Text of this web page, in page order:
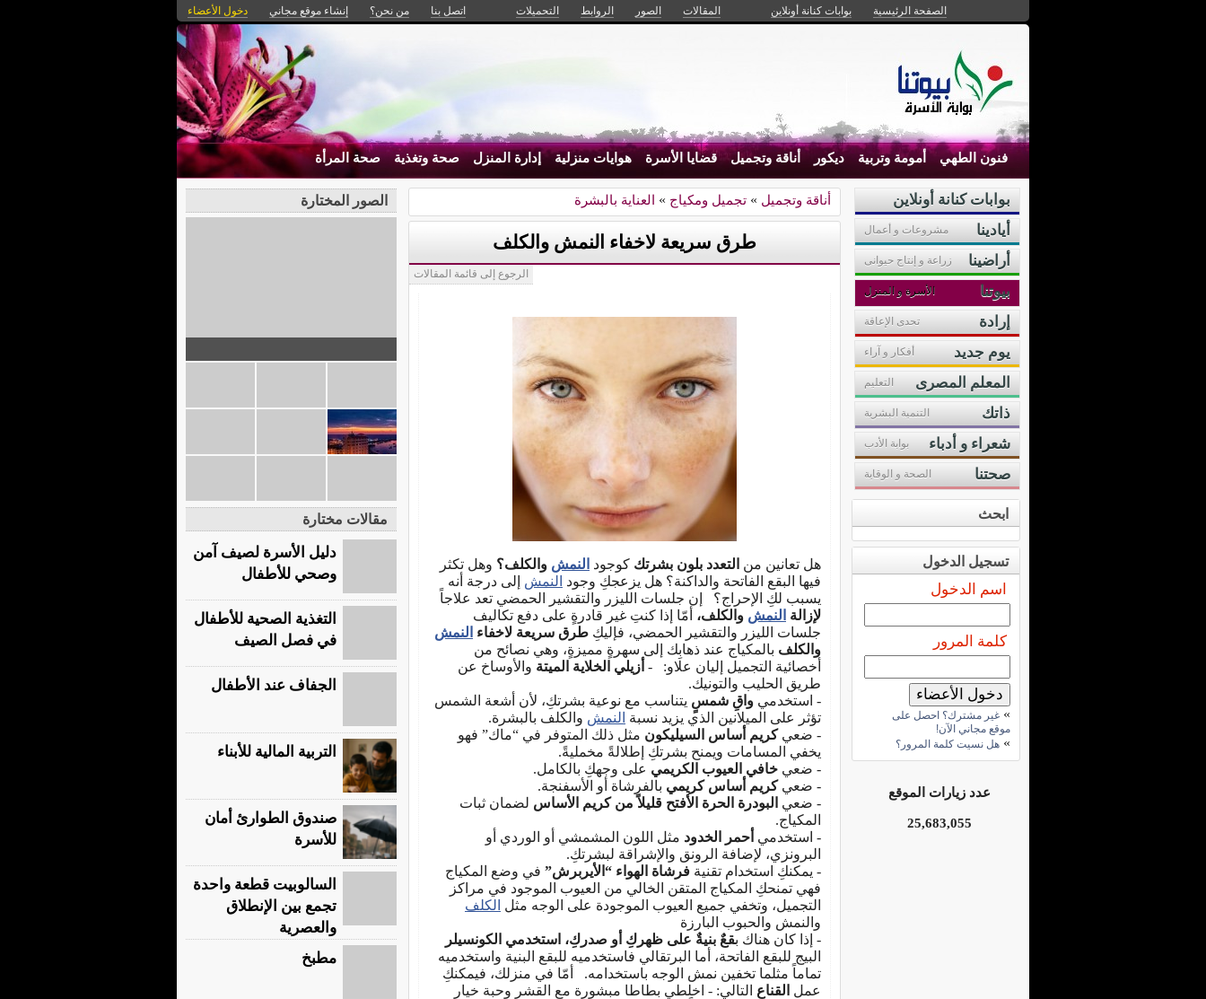
الصفحة الرئيسية بوابات كنانة أونلاين المقالات الصور الروابط التحميلات اتصل بنا من نحن؟ إنشاء موقع مجاني دخول الأعضاء
فنون الطهي أمومة وتربية ديكور أناقة وتجميل قضايا الأسرة هوايات منزلية إدارة المنزل صحة وتغذية صحة المرأة
أناقة وتجميل » تجميل ومكياج » العناية بالبشرة
طرق سريعة لاخفاء النمش والكلف
الرجوع إلى قائمة المقالات
هل تعانين من التعدد بلون بشرتك كوجود النمش والكلف؟ وهل تكثر
فيها البقع الفاتحة والداكنة؟ هل يزعجكِ وجود النمش إلى درجة أنه
يسبب لكِ الإحراج؟ إن جلسات الليزر والتقشير الحمضي تعد علاجاً
لإزالة النمش والكلف، أمّا إذا كنتِ غير قادرةٍ على دفع تكاليف
جلسات الليزر والتقشير الحمضي، فإليكِ طرق سريعة لاخفاء النمش
والكلف بالمكياج عند ذهابِك إلى سهرةٍ مميزةٍ، وهي نصائح من
أخصائية التجميل إليان علاو: - أزيلي الخلاية الميتة والأوساخ عن
طريق الحليب والتونيك.
- استخدمي واقِ شمسٍ يتناسب مع نوعية بشرتكِ، لأن أشعة الشمس
تؤثر على الميلانين الذي يزيد نسبة النمش والكلف بالبشرة.
- ضعي كريم أساس السيليكون مثل ذلك المتوفر في “ماك” فهو
يخفي المسامات ويمنح بشرتكِ إطلالةً مخمليةً.
- ضعي خافي العيوب الكريمي على وجهكِ بالكامل.
- ضعي كريم أساس كريمي بالفرشاة أو الأسفنجة.
- ضعي البودرة الحرة الأفتح قليلاً من كريم الأساس لضمان ثبات
المكياج.
- استخدمي أحمر الخدود مثل اللون المشمشي أو الوردي أو
البرونزي، لإضافة الرونق والإشراقة لبشرتكِ.
- يمكنكِ استخدام تقنية فرشاة الهواء “الأيربرش” في وضع المكياج
فهي تمنحكِ المكياج المتقن الخالي من العيوب الموجود في مراكز
التجميل، وتخفي جميع العيوب الموجودة على الوجه مثل الكلف
والنمش والحبوب البارزة
- إذا كان هناك بقعٌ بنيةٌ على ظهركِ أو صدركِ، استخدمي الكونسيلر
البيج للبقع الفاتحة، أما البرتقالي فاستخدميه للبقع البنية واستخدميه
تماماً مثلما تخفين نمش الوجه باستخدامه. أمّا في منزلك، فيمكنكِ
عمل القناع التالي: - اخلطي بطاطا مبشورة مع القشر وحبة خيارٍ
بوابات كنانة أونلاين
أيادينا
مشروعات و أعمال
أراضينا زراعة و إنتاج حيوانى
بيوتنا الأسرة و المنزل
إرادة تحدى الإعاقة
يوم جديد أفكار و آراء
المعلم المصرى التعليم
ذاتك التنمية البشرية
شعراء و أدباء بوابة الأدب
صحتنا الصحة و الوقاية
ابحث
تسجيل الدخول
اسم الدخول
كلمة المرور
» غير مشترك؟ احصل على
موقع مجاني الآن!
» هل نسيت كلمة المرور؟
عدد زيارات الموقع
25,683,055
الصور المختارة
مقالات مختارة
دليل الأسرة لصيف آمن
وصحي للأطفال
التغذية الصحية للأطفال
في فصل الصيف
الجفاف عند الأطفال
التربية المالية للأبناء
صندوق الطوارئ أمان
للأسرة
السالوبيت قطعة واحدة
تجمع بين الإنطلاق
والعصرية
مطبخ